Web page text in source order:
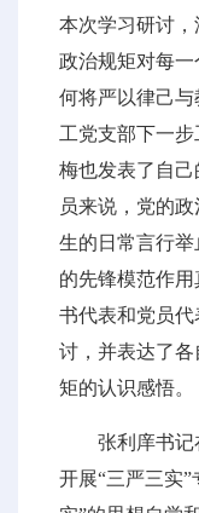
本次学习研讨
政治规矩对每
何将严以律己
工党支部下一
梅也发表了自
员来说，党的
生的日常言行
的先锋模范作
书代表和党员
讨，并表达了
矩的认识感悟。
张利庠书记
开展“三严三实